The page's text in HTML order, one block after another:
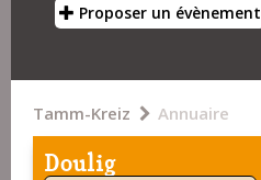
Proposer un évènement
Tamm-Kreiz Annuaire
Doulig